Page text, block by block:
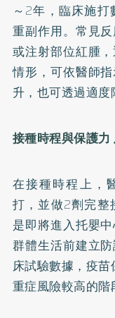
～2年，臨床施
重副作用。常見
或注射部位紅腫
情形，可依醫師
升，也可透過適度
接種時程與保護力
在接種時程上，
打，並做2劑完整
是即將進入托嬰
群體生活前建立
床試驗數據，疫
重症風險較高的階